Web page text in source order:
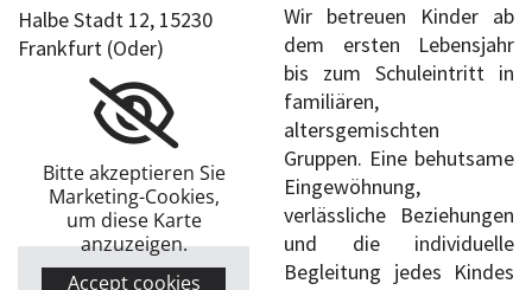
Halbe Stadt 12, 15230
Frankfurt (Oder)
Bitte akzeptieren Sie
Marketing-Cookies,
um diese Karte
anzuzeigen.
Accept cookies
Wir betreuen Kinder ab
dem ersten Lebensjahr
bis zum Schuleintritt in
familiären,
altersgemischten
Gruppen. Eine behutsame
Eingewöhnung,
verlässliche Beziehungen
und die individuelle
Begleitung jedes Kindes